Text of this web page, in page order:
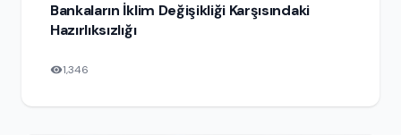
Bankaların İklim Değişikliği Karşısındaki
Hazırlıksızlığı
1,346